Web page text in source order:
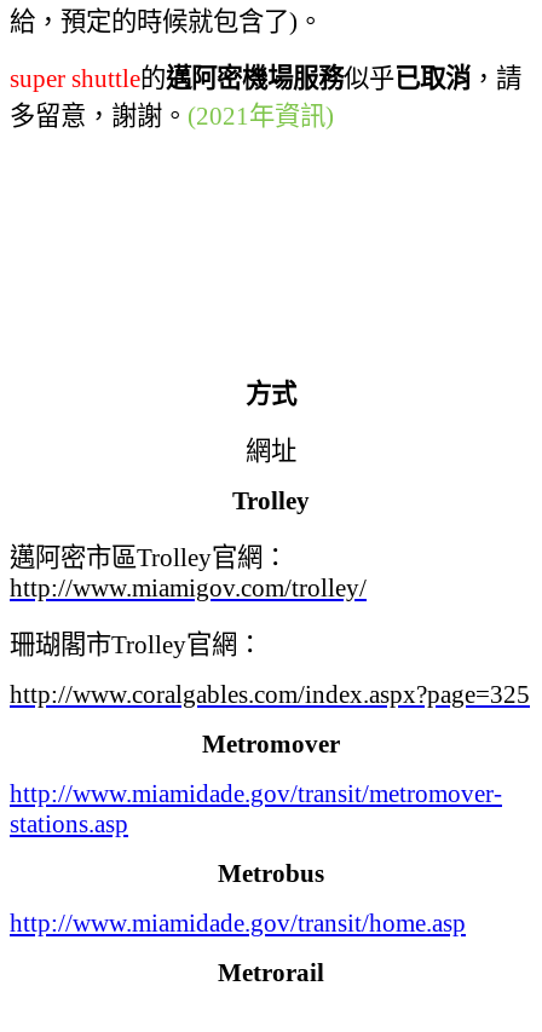
給，預定的時候就包含了) 。
super shuttle的邁阿密機場服務似乎已取消 ，請
多留意，謝謝。 (2021年資訊)
方式
網址
Trolley
邁阿密市區Trolley官網：
http://www.miamigov.com/trolley/
珊瑚閣市Trolley官網：
http://www.coralgables.com/index.aspx?page=325
Metromover
http://www.miamidade.gov/transit/metromover-
stations.asp
Metrobus
http://www.miamidade.gov/transit/home.asp
Metrorail